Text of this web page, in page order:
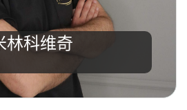
林科维奇
出生于特雷比涅。他在加茨科
利耶普切维奇”（Pero
高中学业，之后进入福查
2015年，他毕业并获得牙科博士